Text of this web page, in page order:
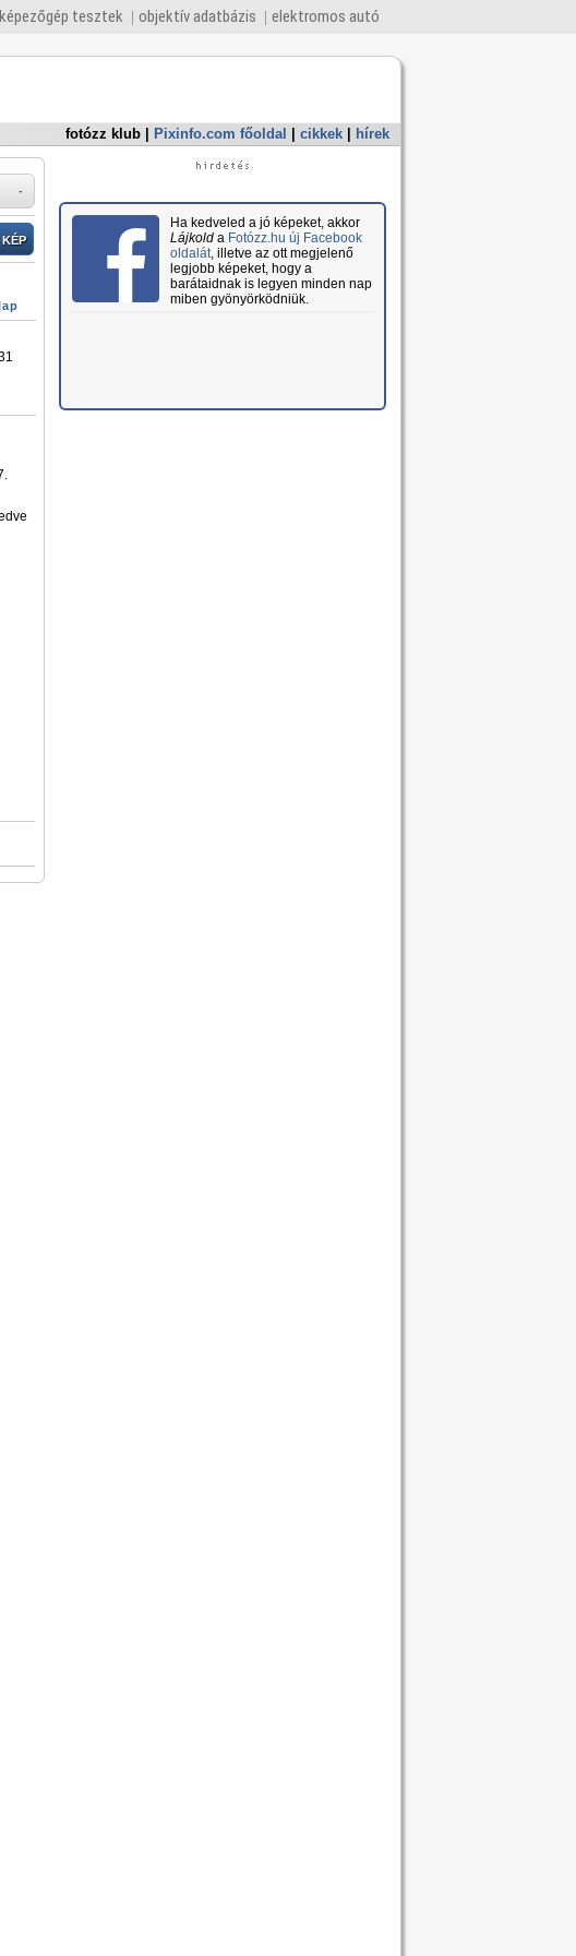
tesztek objektív adatbázis elektromos autó
fotózz klub Pixinfo.com főoldal cikkek hírek
-
Ha kedveled a jó képeket, akkor
Lájkolda Fotózz.hu új Facebook
oldalát, illetve az ott megjelenő
legjobb képeket, hogy a
barátaidnak is legyen minden nap
miben gyönyörködniük.